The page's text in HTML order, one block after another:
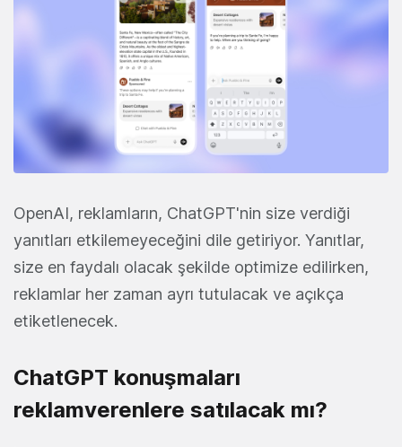
OpenAI, reklamların, ChatGPT'nin size verdiği
yanıtları etkilemeyeceğini dile getiriyor. Yanıtlar,
size en faydalı olacak şekilde optimize edilirken,
reklamlar her zaman ayrı tutulacak ve açıkça
etiketlenecek.
ChatGPT konuşmaları
reklamverenlere satılacak mı?